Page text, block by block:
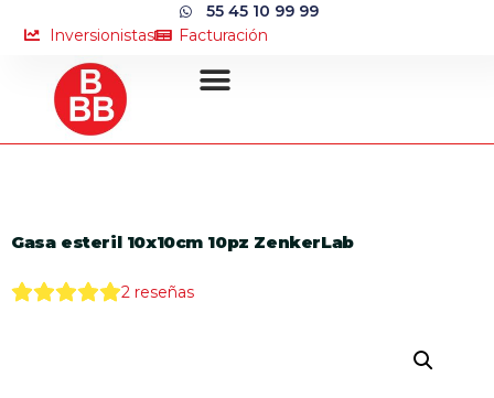
55 45 10 99 99
Inversionistas
Facturación
Gasa esteril 10x10cm 10pz ZenkerLab
2 reseñas